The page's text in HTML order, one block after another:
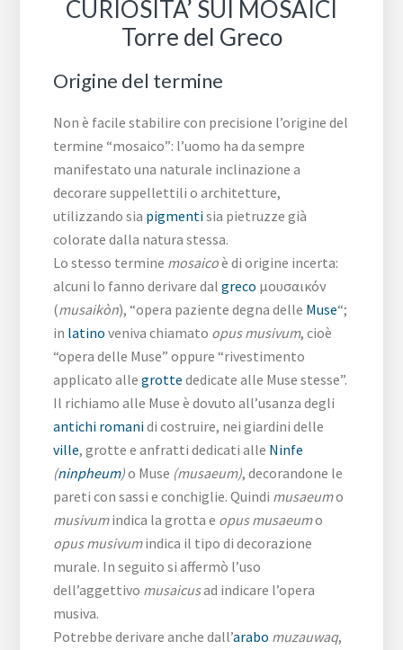
CURIOSITA’ SUI MOSAICI
Torre del Greco
Origine del termine
Non è facile stabilire con precisione l’origine del
termine “mosaico”: l’uomo ha da sempre
manifestato una naturale inclinazione a
decorare suppellettili o architetture,
utilizzando sia pigmentisia pietruzze già
colorate dalla natura stessa.
Lo stesso termine mosaicoè di origine incerta:
alcuni lo fanno derivare dalgreco μουσαικόν
(musaikòn), “opera paziente degna delle Muse“;
in latino veniva chiamato opus musivum, cioè
“opera delle Muse” oppure “rivestimento
applicato allegrotte dedicate alle Muse stesse”.
Il richiamo alle Muse è dovuto all’usanza degli
antichi romanidi costruire, nei giardini delle
ville, grotte e anfratti dedicati alle Ninfe
(ninpheum)o Muse (musaeum), decorandone le
pareti con sassi e conchiglie. Quindi musaeumo
musivumindica la grotta e opus musaeumo
opus musivumindica il tipo di decorazione
murale. In seguito si affermò l’uso
dell’aggettivo musaicusad indicare l’opera
musiva.
Potrebbe derivare anche dall’arabo muzauwaq,